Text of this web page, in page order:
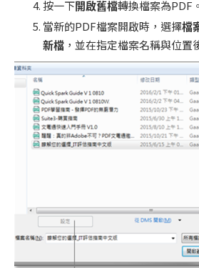
按一下開啟舊檔轉換檔案為PDF。
當新的PDF檔案開啟時，選擇檔
新檔 ，並在指定檔案名稱與位置